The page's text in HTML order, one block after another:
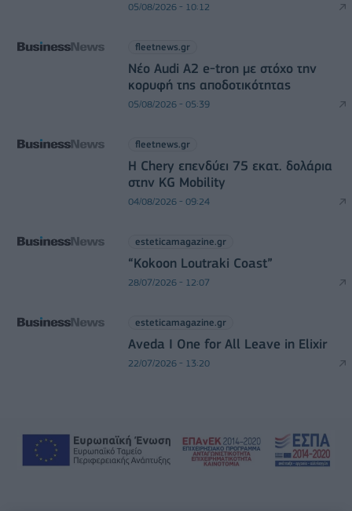
05/08/2026 - 10:12
fleetnews.gr
Νέο Audi A2 e-tron με στόχο την
κορυφή της αποδοτικότητας
05/08/2026 - 05:39
fleetnews.gr
Η Chery επενδύει 75 εκατ. δολάρια
στην KG Mobility
04/08/2026 - 09:24
esteticamagazine.gr
“Kokoon Loutraki Coast”
28/07/2026 - 12:07
esteticamagazine.gr
Aveda I One for All Leave in Elixir
22/07/2026 - 13:20